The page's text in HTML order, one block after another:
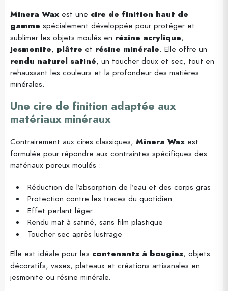
Minera Wax est une cire de finition haut de
gamme spécialement développée pour protéger et
sublimer les objets moulés en résine acrylique,
jesmonite, plâtre et résine minérale. Elle offre un
rendu naturel satiné, un toucher doux et sec, tout en
rehaussant les couleurs et la profondeur des matières
minérales.
Une cire de finition adaptée aux
matériaux minéraux
Contrairement aux cires classiques, Minera Wax est
formulée pour répondre aux contraintes spécifiques des
matériaux poreux moulés :
Réduction de l’absorption de l’eau et des corps gras
Protection contre les traces du quotidien
Effet perlant léger
Rendu mat à satiné, sans film plastique
Toucher sec après lustrage
Elle est idéale pour les contenants à bougies, objets
décoratifs, vases, plateaux et créations artisanales en
jesmonite ou résine minérale.